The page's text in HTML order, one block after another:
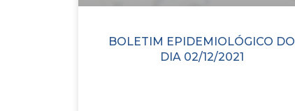
BOLETIM EPIDEMIOLÓGICO DO
DIA 02/12/2021